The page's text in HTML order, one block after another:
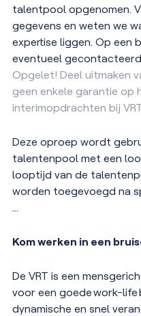
talentpool opgenomen.
gegevens en weten we
expertise liggen. Op een
eventueel
Opgelet! Deel uitmaken
geen enkele garantie op
interimopdrachten bij
Deze oproep wordt
talentenpool met een
looptijd van de
worden toegevoegd na
…
Kom werken in een
De VRT is een
voor een goedework-life
dynamische en snel